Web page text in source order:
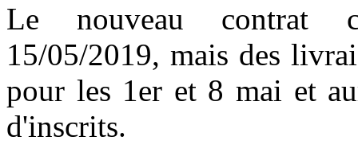
Le nouveau contrat
15/05/2019, mais des
pour les 1er et 8 mai et
d'inscrits.